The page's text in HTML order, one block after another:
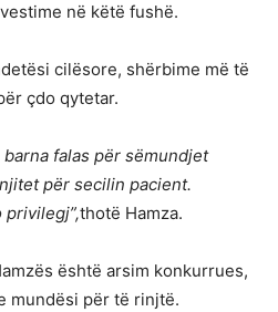
në këtë fushë.
cilësore, shërbime më të
çdo qytetar.
falas për sëmundjet
për secilin pacient.
thotë Hamza.
është arsim konkurrues,
mundësi për të rinjtë.